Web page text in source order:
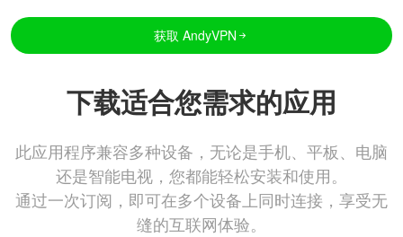
获取 AndyVPN
下载适合您需求的应用
此应用程序兼容多种设备，无论是手机、平板、电脑
还是智能电视，您都能轻松安装和使用。
通过一次订阅，即可在多个设备上同时连接，享受无
缝的互联网体验。